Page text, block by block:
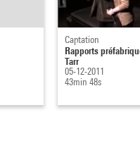
Captation
Rapports
Tarr
05-12-2011
43min 48s